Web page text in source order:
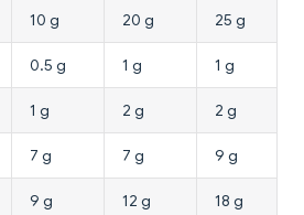
10 g 20 g 25 g
0.5 g 1 g 1 g
1 g 2 g 2 g
7 g 7 g 9 g
9 g 12 g 18 g